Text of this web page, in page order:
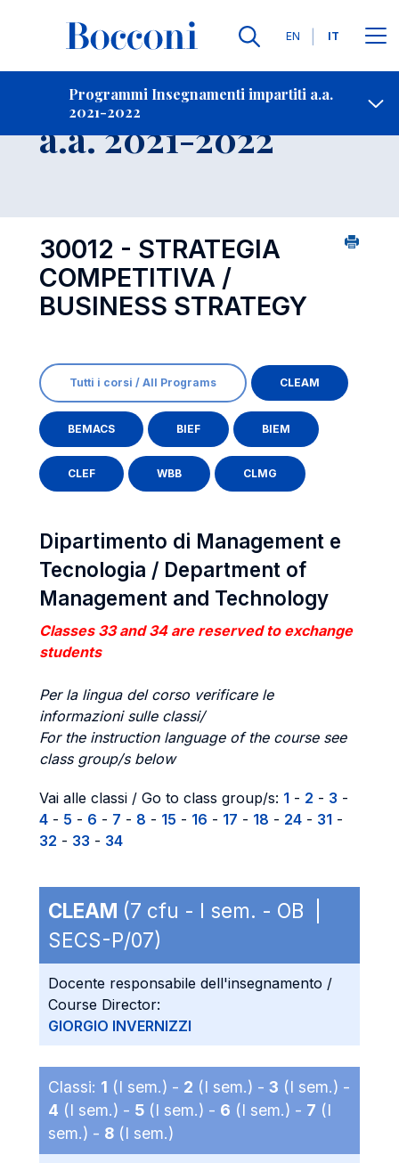
Lingue
EN IT
Programmi Insegnamenti impartiti a.a.
2021-2022
Contatti
Insegnamento
a.a. 2021-2022
30012 - STRATEGIA
COMPETITIVA /
BUSINESS STRATEGY
Tutti i corsi / All Programs CLEAM
BEMACS BIEF BIEM
CLEF WBB CLMG
Dipartimento di Management e
Tecnologia / Department of
Management and Technology
Classes 33 and 34 are reserved to exchange
students
Per la lingua del corso verificare le
informazioni sulle classi/
For the instruction language of the course see
class group/s below
Vai alle classi / Go to class group/s: 1 - 2 - 3 -
4 - 5 - 6 - 7 - 8 - 15 - 16 - 17 - 18 - 24 - 31 -
32 - 33 - 34
CLEAM (7 cfu - I sem. - OB |
SECS-P/07)
Docente responsabile dell'insegnamento /
Course Director:
GIORGIO INVERNIZZI
Classi: 1 (I sem.) - 2 (I sem.) - 3 (I sem.) -
4 (I sem.) - 5 (I sem.) - 6 (I sem.) - 7 (I
sem.) - 8 (I sem.)